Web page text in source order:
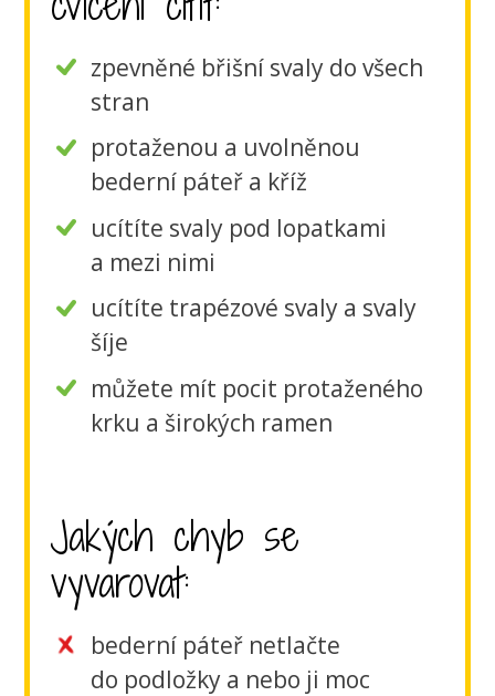
zpevněné břišní svaly do všech
stran
protaženou a uvolněnou
bederní páteř a kříž
ucítíte svaly pod lopatkami
a mezi nimi
ucítíte trapézové svaly a svaly
šíje
můžete mít pocit protaženého
krku a širokých ramen
Jakých chyb se
vyvarovat:
bederní páteř netlačte
do podložky a nebo ji moc